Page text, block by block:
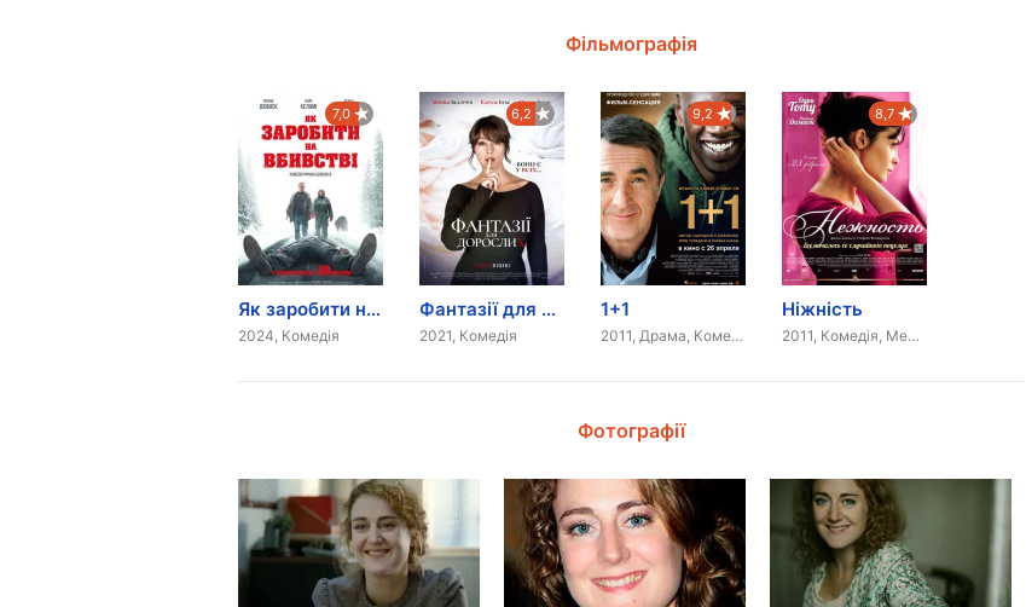
Фільмографія
7,0
Як заробити на вбивстві
2024, Комедія
6,2
Фантазії для дорослих
2021, Комедія
9,2
1+1
2011, Драма, Комедія
8,7
Ніжність
2011, Комедія, Мелодрама
Фотографії